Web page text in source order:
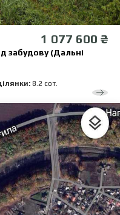
1 077 600 ₴
забудову (Дальні
8.2 сот.